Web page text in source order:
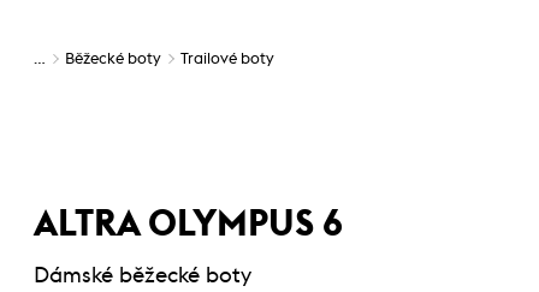
… Běžecké boty Trailové boty
ALTRA OLYMPUS 6
Dámské běžecké boty